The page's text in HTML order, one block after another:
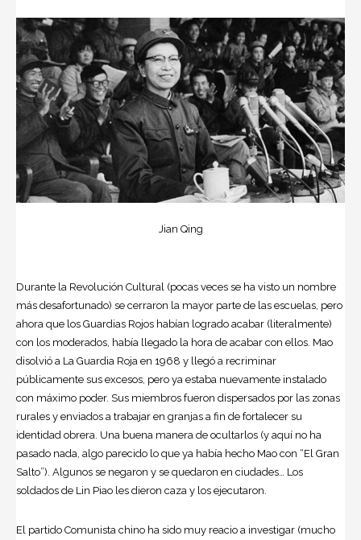
Jian Qing
Durante la Revolución Cultural (pocas veces se ha visto un nombre
más desafortunado) se cerraron la mayor parte de las escuelas, pero
ahora que los Guardias Rojos habían logrado acabar (literalmente)
con los moderados, había llegado la hora de acabar con ellos. Mao
disolvió a La Guardia Roja en 1968 y llegó a recriminar
públicamente sus excesos, pero ya estaba nuevamente instalado
con máximo poder. Sus miembros fueron dispersados por las zonas
rurales y enviados a trabajar en granjas a fin de fortalecer su
identidad obrera. Una buena manera de ocultarlos (y aquí no ha
pasado nada, algo parecido lo que ya había hecho Mao con “El Gran
Salto”). Algunos se negaron y se quedaron en ciudades… Los
soldados de Lin Piao les dieron caza y los ejecutaron.
El partido Comunista chino ha sido muy reacio a investigar (mucho